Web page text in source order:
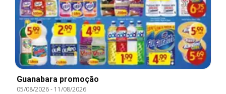
Guanabara promoção
05/08/2026- 11/08/2026